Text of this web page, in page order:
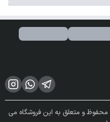
و متعلق به این فروشگاه می